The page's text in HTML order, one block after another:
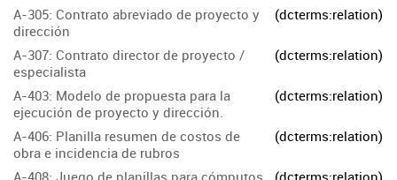
A-305: Contrato abreviado de proyecto y
dirección
(dcterms:relation)
A-307: Contrato director de proyecto /
especialista
(dcterms:relation)
A-403: Modelo de propuesta para la
ejecución de proyecto y dirección.
(dcterms:relation)
A-406: Planilla resumen de costos de
obra e incidencia de rubros
(dcterms:relation)